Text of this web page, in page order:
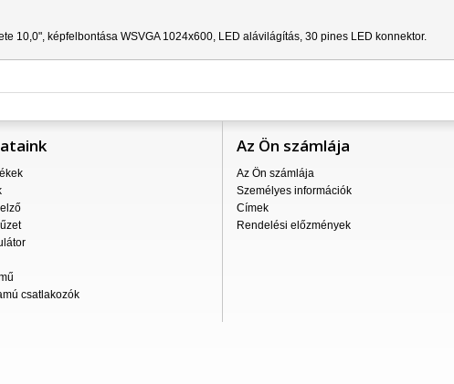
10,0", képfelbontása WSVGA 1024x600, LED alávilágítás, 30 pines LED konnektor.
csatlakozók
Az Ön számlája
Az Ön számlája
Személyes információk
Címek
Rendelési előzmények